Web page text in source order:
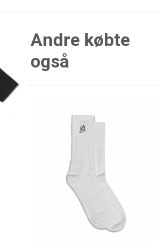
Andre købte
også